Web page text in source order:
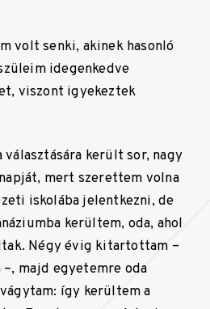
volt senki, akinek hasonló
idegenkedve
viszont igyekeztek
választására került sor, nagy
mert szerettem volna
iskolába jelentkezni, de
kerültem, oda, ahol
Négy évig kitartottam –
majd egyetemre oda
így kerültem a